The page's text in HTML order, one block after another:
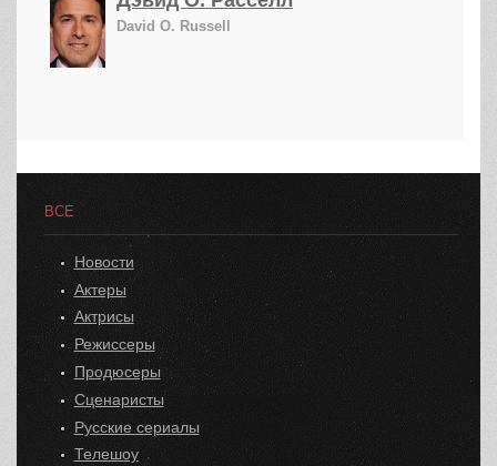
David O. Russell
ВСЕ
Новости
Актеры
Актрисы
Режиссеры
Продюсеры
Сценаристы
Русские сериалы
Телешоу